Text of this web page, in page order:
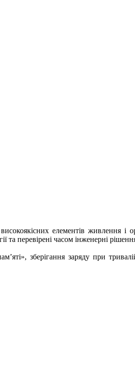
елементів живлення і
та перевірені часом інженерні
зберігання заряду при